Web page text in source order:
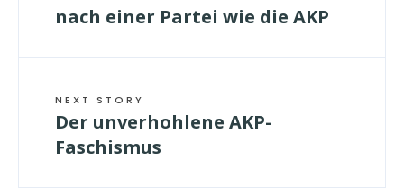
nach einer Partei wie die AKP
NEXT STORY
Der unverhohlene AKP-
Faschismus